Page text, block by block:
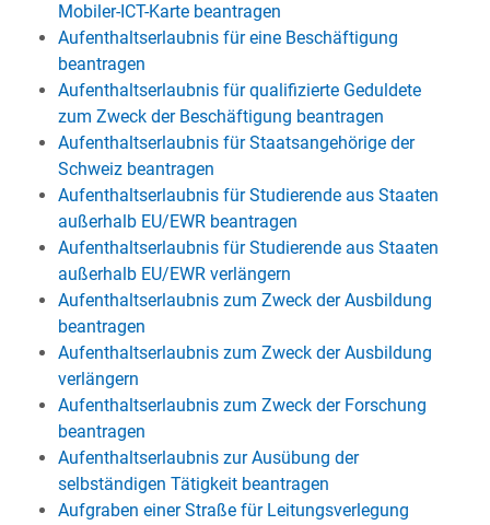
Mobiler-ICT-Karte beantragen
Aufenthaltserlaubnis für eine Beschäftigung
beantragen
Aufenthaltserlaubnis für qualifizierte Geduldete
zum Zweck der Beschäftigung beantragen
Aufenthaltserlaubnis für Staatsangehörige der
Schweiz beantragen
Aufenthaltserlaubnis für Studierende aus Staaten
außerhalb EU/EWR beantragen
Aufenthaltserlaubnis für Studierende aus Staaten
außerhalb EU/EWR verlängern
Aufenthaltserlaubnis zum Zweck der Ausbildung
beantragen
Aufenthaltserlaubnis zum Zweck der Ausbildung
verlängern
Aufenthaltserlaubnis zum Zweck der Forschung
beantragen
Aufenthaltserlaubnis zur Ausübung der
selbständigen Tätigkeit beantragen
Aufgraben einer Straße für Leitungsverlegung